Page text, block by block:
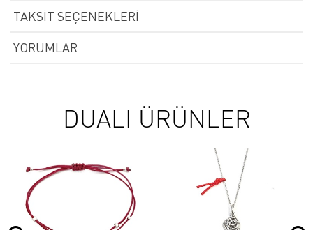
TAKSIT SEÇENEKLERI
YORUMLAR
DUALI ÜRÜNLER